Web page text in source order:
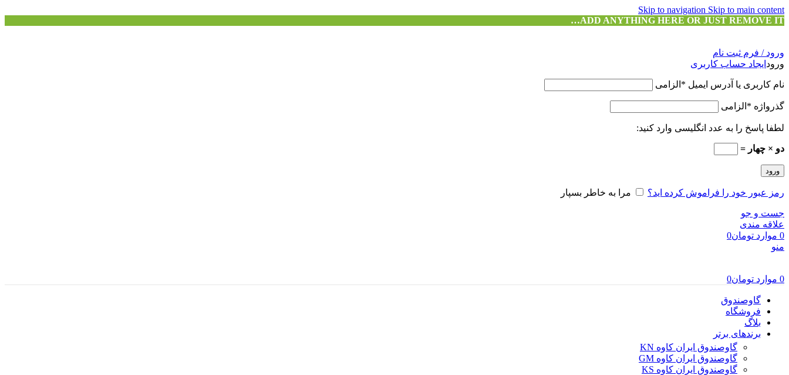
Skip to navigation Skip to main content
ADD ANYTHING HERE OR JUST REMOVE IT…
ورود / فرم ثبت نام
ورود ایجاد حساب کاربری
نام کاربری یا آدرس ایمیل * الزامی
گذرواژه * الزامی
لطفا پاسخ را به عدد انگلیسی وارد کنید:
دو × چهار =
ورود
رمز عبور خود را فراموش کرده اید؟ مرا به خاطر بسپار
جست و جو
علاقه مندی
0 موارد تومان0
منو
0 موارد تومان0
گاوصندوق
فروشگاه
بلاگ
برندهای برتر
گاوصندوق ایران کاوه KN
گاوصندوق ایران کاوه GM
گاوصندوق ایران کاوه KS